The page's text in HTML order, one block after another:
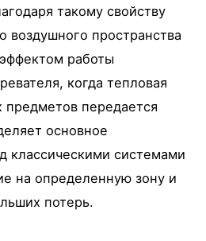
такому свойству
воздушного пространства
работы
когда тепловая
предметов передается
основное
классическими системами
на определенную зону и
потерь.